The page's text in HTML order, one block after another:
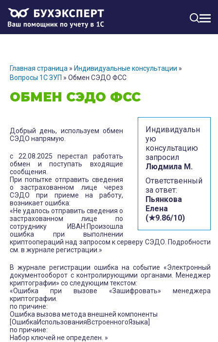
Главная страница » Индивидуальные консультации »
Вопросы 1С ЗУП » Обмен СЭДО ФСС
ОБМЕН СЭДО ФСС
Индивидуальн
ую
консультацию
запросил
Людмила М.
Ответственный
за ответ:
Пьянкова
Елена
(★9.86/10)
Добрый день, используем обмен
СЭДО напрямую.
с 22.08.2025 перестал работать
обмен и поступать входящие
сообщения.
При попытке отправить сведения
о застрахованном лице через
СЭДО при приеме на работу,
возникает ошибка:
«Не удалось отправить сведения о
застрахованном лице по
сотруднику ИВАН:Произошла
ошибка при выполнении
криптоопераций над запросом к серверу СЭДО. Подробности
см. в журнале регистрации.»
В журнале регистрации ошибка на событие «Электронный
документооборот с контролирующими органами. Менеджер
криптографии» со следующим текстом:
«Ошибка при вызове «Зашифровать» менеджера
криптографии.
по причине:
Ошибка вызова метода внешней компоненты
[ОшибкаИспользованияВстроенногоЯзыка]
по причине:
Набор ключей не определен. »